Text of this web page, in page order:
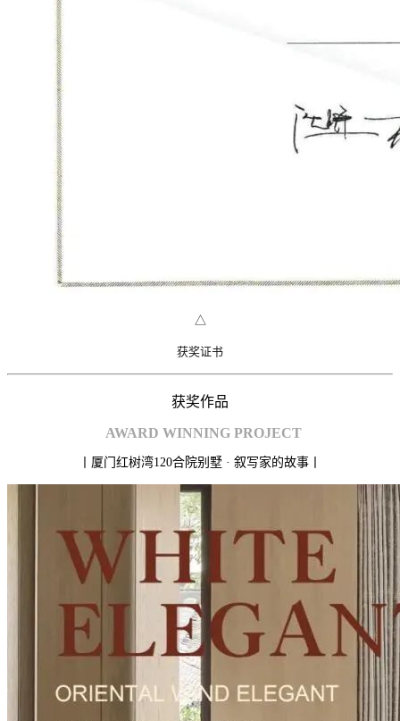
△
获奖证书
获奖作品
AWARD WINNING PROJECT
丨厦门红树湾120合院别墅 · 叙写家的故事丨